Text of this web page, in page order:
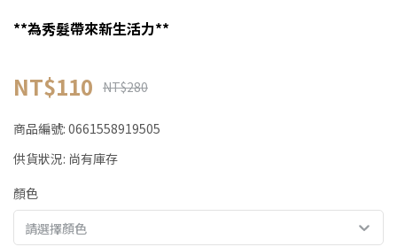
**為秀髮帶來新生活力**
NT$110 NT$280
商品編號: 0661558919505
供貨狀況: 尚有庫存
顏色
請選擇顏色